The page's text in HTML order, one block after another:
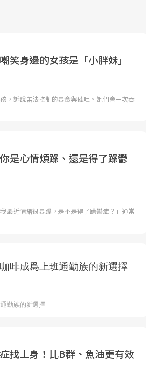
笑身邊的女孩是「小胖妹」
，訴說無法控制的暴食與催吐。她們會一次吞
是心情煩躁、還是得了躁鬱
最近情緒很暴躁，是不是得了躁鬱症？」通常
找上身！比B群、魚油更有效